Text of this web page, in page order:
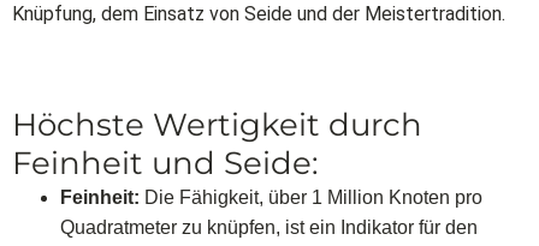
Knüpfung, dem Einsatz von Seide und der Meistertradition.
Höchste Wertigkeit durch
Feinheit und Seide:
Feinheit: Die Fähigkeit, über 1 Million Knoten pro
Quadratmeter zu knüpfen, ist ein Indikator für den